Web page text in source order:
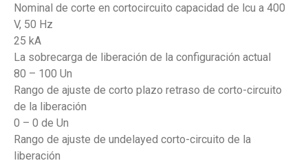
Nominal de corte en cortocircuito capacidad de lcu a 400
V, 50 Hz
25 kA
La sobrecarga de liberación de la configuración actual
80 – 100 Un
Rango de ajuste de corto plazo retraso de corto-circuito
de la liberación
0 – 0 de Un
Rango de ajuste de undelayed corto-circuito de la
liberación